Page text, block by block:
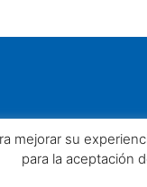
mejorar su
para la aceptación